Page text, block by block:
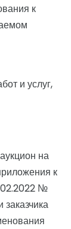
к
и услуг,
на
к
№